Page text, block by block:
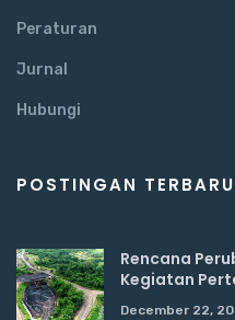
Peraturan
Jurnal
Hubungi
POSTINGAN TERBARU
Rencana
Kegiatan
December 22,